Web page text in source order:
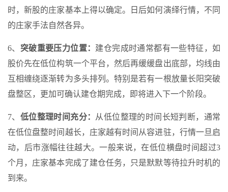
时，新股的庄家基本上得以确定。日后如何演绎行情，不同
的庄家手法自然各异。
6、 突破重要压力位置： 建仓完成时通常都有一些特征，如
股价先在低位构筑一个平台，然后再缓缓盘出底部，均线由
互相缠绕逐渐转为多头排列。特别是若有一根放量长阳突破
盘整区，更加可确认建仓期完成，即将进入下一个阶段。
7、 低位整理时间充分： 从低位整理的时间长短判断，通常
在低位盘整时间越长，庄家越有时间从容进驻，行情一旦启
动，后市涨幅往往越大。一般来说，在低位横盘时间超过3
个月，庄家基本完成了建仓任务，只是默默等待拉升时机的
到来。